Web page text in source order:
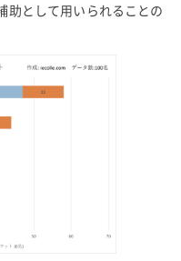
助として用いられることの